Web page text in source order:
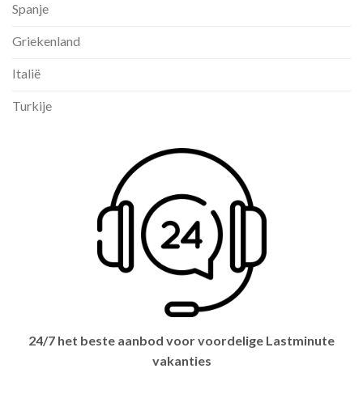
Spanje
Griekenland
Italië
Turkije
24/7 het beste aanbod voor voordelige Lastminute
vakanties